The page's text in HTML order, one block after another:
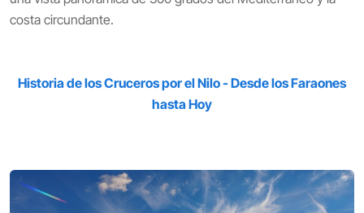
costa circundante.
Historia de los Cruceros por el Nilo - Desde los Faraones
hasta Hoy